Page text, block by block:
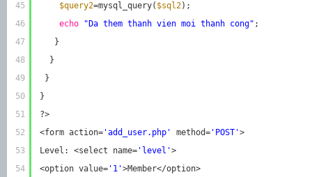
45
46
47
48
49
50
51
52
53
54
$query2=mysql_query( $sql2);
echo
"Da them thanh vien moi thanh cong" ;
}
}
}
}
?>
<form action= 'add_user.php' method= 'POST'>
Level: <select name= 'level'>
<option value= '1'>Member</option>